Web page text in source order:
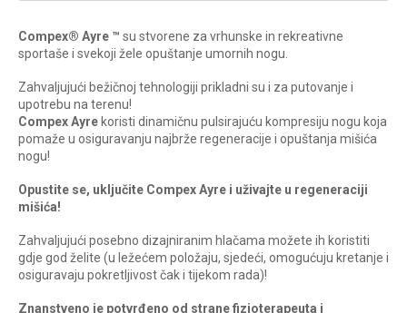
Compex® Ayre ™ su stvorene zavrhunske in rekreativne
sportaše i svekoji žele opuštanje umornih nogu.
Zahvaljujući bežičnoj tehnologiji prikladni su i za putovanje i
upotrebu na terenu!
Compex Ayre koristi dinamičnu pulsirajuću kompresiju nogu koja
pomaže u osiguravanju najbrže regeneracije i opuštanja mišića
nogu!
Opustite se, uključite Compex Ayre i uživajte u regeneraciji
mišića!
Zahvaljujući posebno dizajniranim hlačama možete ih koristiti
gdje god želite (u ležećem položaju, sjedeći, omogućuju kretanje i
osiguravaju pokretljivost čak i tijekom rada)!
Znanstveno je potvrđeno od strane fizioterapeuta i